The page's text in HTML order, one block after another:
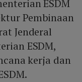
ESDM
Pembinaan
Jenderal
ESDM,
kerja dan